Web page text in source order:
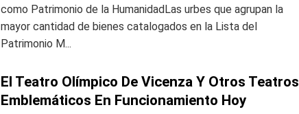
como Patrimonio de la HumanidadLas urbes que agrupan la
mayor cantidad de bienes catalogados en la Lista del
Patrimonio M...
El Teatro Olímpico De Vicenza Y Otros Teatros
Emblemáticos En Funcionamiento Hoy